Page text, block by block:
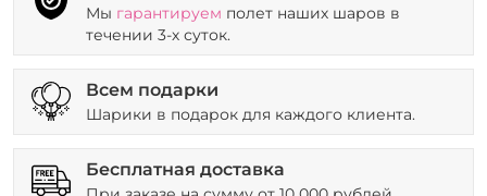
Мы гарантируем полет наших шаров в
течении 3-х суток.
Всем подарки
Шарики в подарок для каждого клиента.
Бесплатная доставка